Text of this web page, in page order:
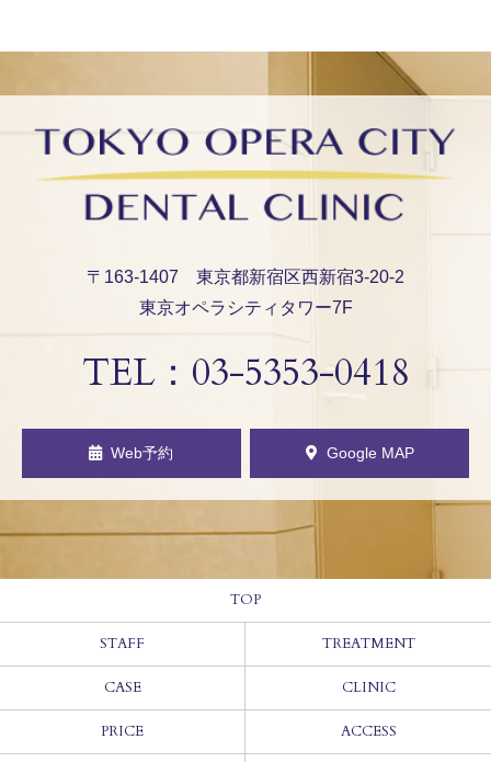
〒163-1407 東京都新宿区西新宿3-20-2
東京オペラシティタワー7F
TEL： 03-5353-0418
Web予約 Google MAP
TOP
STAFF TREATMENT
CASE CLINIC
PRICE ACCESS